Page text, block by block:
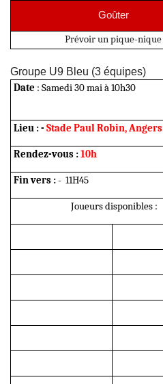
Goûter
Prévoir un pique-nique
Groupe U9 Bleu (3 équipes)
Date : Samedi 30 mai à 10h30
Lieu :- Stade Paul Robin, Angers
Rendez-vous :10h
Fin vers :- 11H45
Joueurs disponibles :